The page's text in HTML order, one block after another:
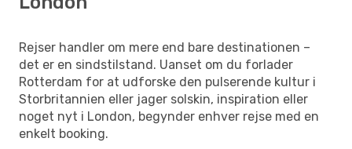
Rejser handler om mere end bare destinationen –
det er en sindstilstand. Uanset om du forlader
Rotterdam for at udforske den pulserende kultur i
Storbritannien eller jager solskin, inspiration eller
noget nyt i London, begynder enhver rejse med en
enkelt booking.